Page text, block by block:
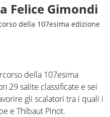
Felice Gimondi
della 107esima edizione
della 107esima
29 salite classificate e sei
gli scalatori tra i quali i
e Thibaut Pinot.